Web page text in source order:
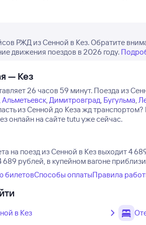
РЖД из Сенной в Кез. Обратите
движения поездов в 2026 году.
— Кез
26 часов 59 минут. Поезда из
Альметьевск,Димитровград, Бугульма,
из Сенной до Кеза жд
онлайн на сайте tutu уже сейчас.
на поезд из Сенной в Кез выходит 4
689 рублей, в купейном вагоне
билетовСпособы оплатыПравила
в Кез